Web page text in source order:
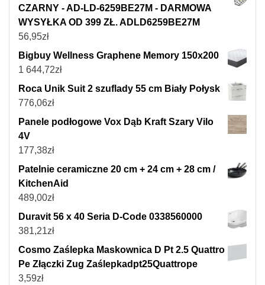
CZARNY - AD-LD-6259BE27M - DARMOWA
WYSYŁKA OD 399 ZŁ. ADLD6259BE27M
56,95zł
Bigbuy Wellness Graphene Memory 150x200
1 644,72zł
Roca Unik Suit 2 szuflady 55 cm Biały Połysk
776,06zł
Panele podłogowe Vox Dąb Kraft Szary Vilo
4V
177,38zł
Patelnie ceramiczne 20 cm + 24 cm + 28 cm /
KitchenAid
489,00zł
Duravit 56 x 40 Seria D-Code 0338560000
381,21zł
Cosmo Zaślepka Maskownica D Pt 2.5 Quattro
Pe Złączki Zug Zaślepkadpt25Quattrope
3,59zł